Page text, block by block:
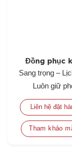
Đồng phục
Sang trọng –
Luôn giữ
Liên hệ đặt
Tham khảo